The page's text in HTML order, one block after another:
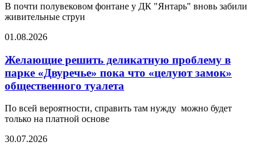
В почти полувековом фонтане у ДК "Янтарь" вновь забили
живительные струи
01.08.2026
Желающие решить деликатную проблему в
парке «Двуречье» пока что «целуют замок»
общественного туалета
По всей вероятности, справить там нужду можно будет
только на платной основе
30.07.2026